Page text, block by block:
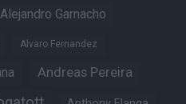
Alejandro Garnacho
Alvaro Fernandez
Andreas Pereira